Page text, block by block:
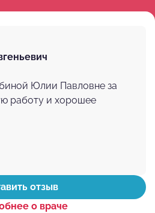
Юлии Павловне за
работу и хорошее
отзыв
о враче